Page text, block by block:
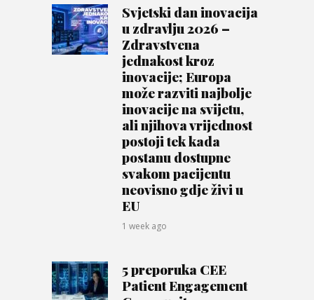
Svjetski dan inovacija
u zdravlju 2026 –
Zdravstvena
jednakost kroz
inovacije; Europa
može razviti najbolje
inovacije na svijetu,
ali njihova vrijednost
postoji tek kada
postanu dostupne
svakom pacijentu
neovisno gdje živi u
EU
1 week ago
5 preporuka CEE
Patient Engagement